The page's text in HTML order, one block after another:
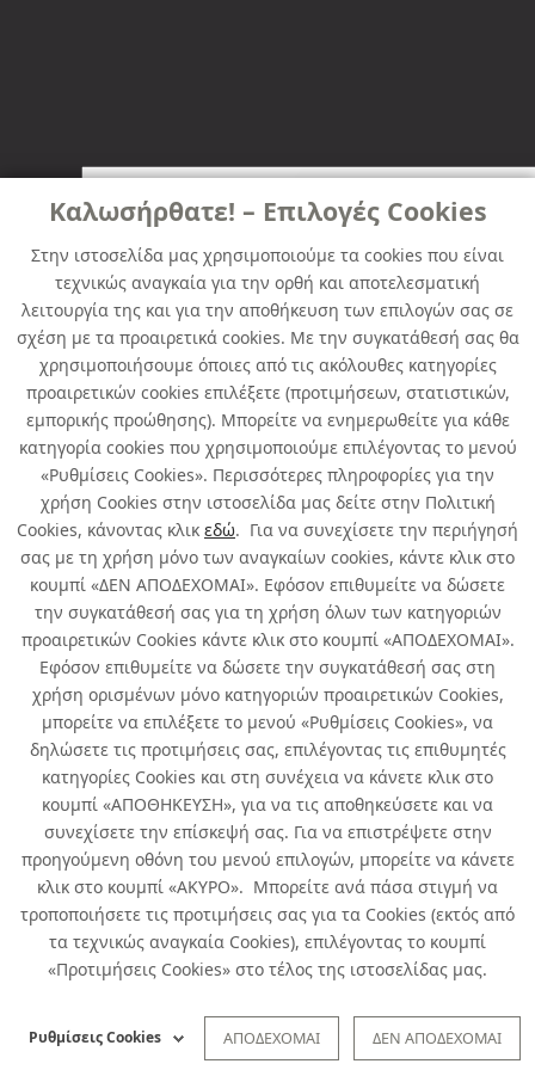
Καλωσήρθατε! – Επιλογές Cookies
Στην ιστοσελίδα μας χρησιμοποιούμε τα cookies που είναι
τεχνικώς αναγκαία για την ορθή και αποτελεσματική
λειτουργία της και για την αποθήκευση των επιλογών σας σε
σχέση με τα προαιρετικά cookies. Με την συγκατάθεσή σας θα
χρησιμοποιήσουμε όποιες από τις ακόλουθες κατηγορίες
προαιρετικών cookies επιλέξετε (προτιμήσεων, στατιστικών,
εμπορικής προώθησης). Μπορείτε να ενημερωθείτε για κάθε
κατηγορία cookies που χρησιμοποιούμε επιλέγοντας το μενού
«Ρυθμίσεις Cookies». Περισσότερες πληροφορίες για την
χρήση Cookies στην ιστοσελίδα μας δείτε στην Πολιτική
Cookies, κάνοντας κλικ εδώ. Για να συνεχίσετε την περιήγησή
σας με τη χρήση μόνο των αναγκαίων cookies, κάντε κλικ στο
κουμπί «ΔΕΝ ΑΠΟΔΕΧΟΜΑΙ». Εφόσον επιθυμείτε να δώσετε
την συγκατάθεσή σας για τη χρήση όλων των κατηγοριών
προαιρετικών Cookies κάντε κλικ στο κουμπί «ΑΠΟΔΕΧΟΜΑΙ».
Εφόσον επιθυμείτε να δώσετε την συγκατάθεσή σας στη
χρήση ορισμένων μόνο κατηγοριών προαιρετικών Cookies,
μπορείτε να επιλέξετε το μενού «Ρυθμίσεις Cookies», να
δηλώσετε τις προτιμήσεις σας, επιλέγοντας τις επιθυμητές
κατηγορίες Cookies και στη συνέχεια να κάνετε κλικ στο
κουμπί «ΑΠΟΘΗΚΕΥΣΗ», για να τις αποθηκεύσετε και να
συνεχίσετε την επίσκεψή σας. Για να επιστρέψετε στην
προηγούμενη οθόνη του μενού επιλογών, μπορείτε να κάνετε
κλικ στο κουμπί «ΑΚΥΡΟ». Μπορείτε ανά πάσα στιγμή να
τροποποιήσετε τις προτιμήσεις σας για τα Cookies (εκτός από
τα τεχνικώς αναγκαία Cookies), επιλέγοντας το κουμπί
«Προτιμήσεις Cookies» στο τέλος της ιστοσελίδας μας.
ΔΕΝ ΑΠΟΔΕΧΟΜΑΙ
ΑΠΟΔΕΧΟΜΑΙ
Ρυθμίσεις Cookies
1/8